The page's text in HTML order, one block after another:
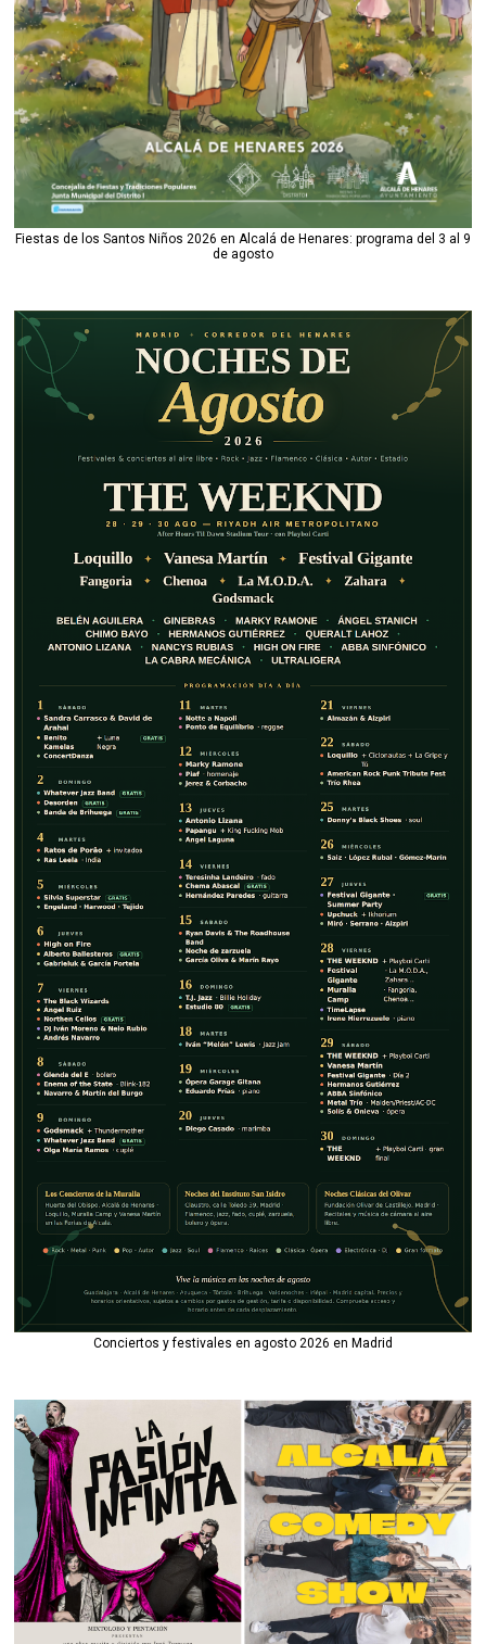
Fiestas de los Santos Niños 2026 en Alcalá de Henares: programa del 3 al 9
de agosto
Conciertos y festivales en agosto 2026 en Madrid